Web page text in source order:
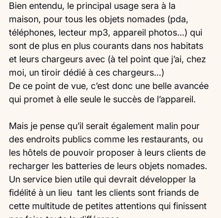
Bien entendu, le principal usage sera à la
maison, pour tous les objets nomades (pda,
téléphones, lecteur mp3, appareil photos…) qui
sont de plus en plus courants dans nos habitats
et leurs chargeurs avec (à tel point que j’ai, chez
moi, un tiroir dédié à ces chargeurs…)
De ce point de vue, c’est donc une belle avancée
qui promet à elle seule le succès de l’appareil.
Mais je pense qu’il serait également malin pour
des endroits publics comme les restaurants, ou
les hôtels de pouvoir proposer à leurs clients de
recharger les batteries de leurs objets nomades.
Un service bien utile qui devrait développer la
fidélité à un lieu  tant les clients sont friands de
cette multitude de petites attentions qui finissent